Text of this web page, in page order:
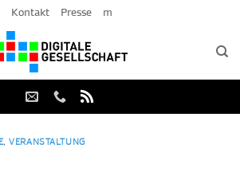
Kontakt Presse m
,VERANSTALTUNG